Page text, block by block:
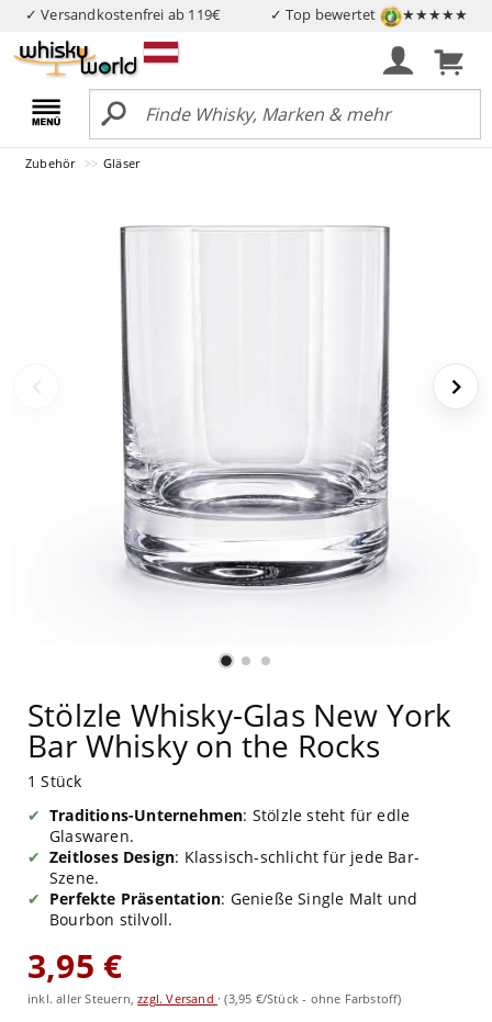
✓ Versandkostenfrei ab 119€ ✓ Top bewertet ★★★★★
Zubehör Gläser
Stölzle Whisky-Glas New York
Bar Whisky on the Rocks
1 Stück
Traditions-Unternehmen: Stölzle steht für edle
Glaswaren.
Zeitloses Design: Klassisch-schlicht für jede Bar-
Szene.
Perfekte Präsentation: Genieße Single Malt und
Bourbon stilvoll.
3,95 €
inkl. aller Steuern,zzgl. Versand ·(3,95 €/Stück - ohne Farbstoff)